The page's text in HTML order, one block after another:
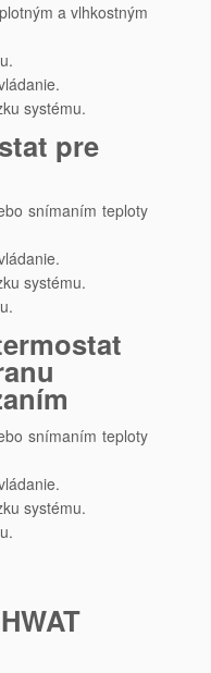
a vlhkostným
systému.
pre
snímaním teploty
systému.
snímaním teploty
systému.